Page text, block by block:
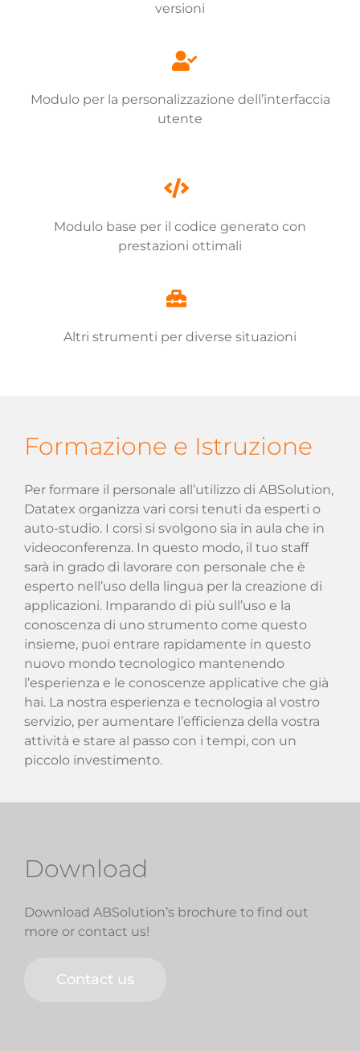
versioni
Modulo per la personalizzazione dell’interfaccia
utente
Modulo base per il codice generato con
prestazioni ottimali
Altri strumenti per diverse situazioni
Formazione e Istruzione
Per formare il personale all’utilizzo di ABSolution,
Datatex organizza vari corsi tenuti da esperti o
auto-studio. I corsi si svolgono sia in aula che in
videoconferenza. In questo modo, il tuo staff
sarà in grado di lavorare con personale che è
esperto nell’uso della lingua per la creazione di
applicazioni. Imparando di più sull’uso e la
conoscenza di uno strumento come questo
insieme, puoi entrare rapidamente in questo
nuovo mondo tecnologico mantenendo
l’esperienza e le conoscenze applicative che già
hai. La nostra esperienza e tecnologia al vostro
servizio, per aumentare l’efficienza della vostra
attività e stare al passo con i tempi, con un
piccolo investimento.
Download
Download ABSolution’s brochure to find out
more or contact us!
Contact us